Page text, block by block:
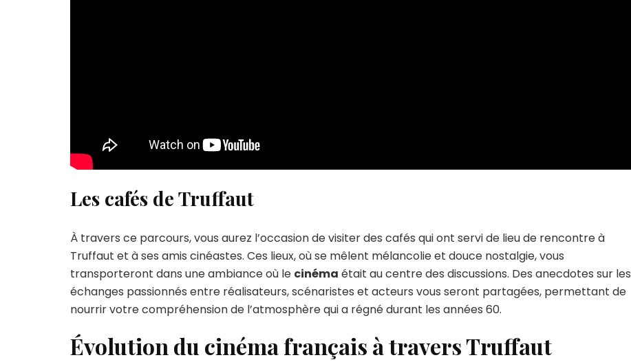
Les cafés de Truffaut
À travers ce parcours, vous aurez l’occasion de visiter des cafés qui ont servi de lieu de rencontre à
Truffaut et à ses amis cinéastes. Ces lieux, où se mêlent mélancolie et douce nostalgie, vous
transporteront dans une ambiance où le cinéma était au centre des discussions. Des anecdotes sur les
échanges passionnés entre réalisateurs, scénaristes et acteurs vous seront partagées, permettant de
nourrir votre compréhension de l’atmosphère qui a régné durant les années 60.
Évolution du cinéma français à travers Truffaut